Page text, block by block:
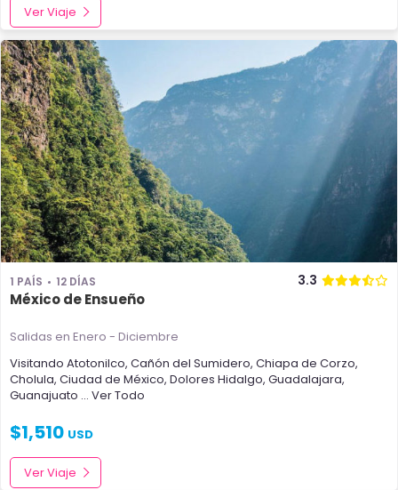
Ver Viaje
1 PAÍS 12 DÍAS 3.3
México de Ensueño
Salidas en Enero - Diciembre
Visitando Atotonilco, Cañón del Sumidero, Chiapa de Corzo,
Cholula, Ciudad de México, Dolores Hidalgo, Guadalajara,
Guanajuato ... Ver Todo
$1,510 USD
Ver Viaje